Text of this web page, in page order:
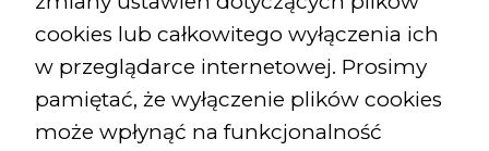
cookies lub całkowitego wyłączenia ich
w przeglądarce internetowej. Prosimy
pamiętać, że wyłączenie plików cookies
może wpłynąć na funkcjonalność